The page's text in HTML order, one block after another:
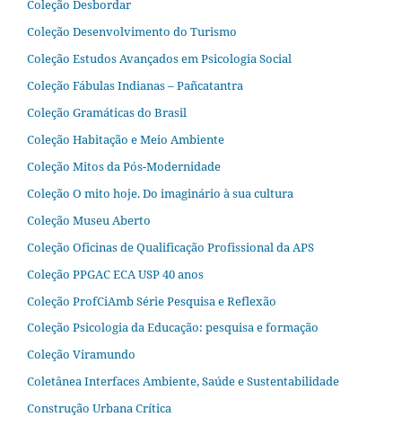
Coleção Desbordar
Coleção Desenvolvimento do Turismo
Coleção Estudos Avançados em Psicologia Social
Coleção Fábulas Indianas – Pañcatantra
Coleção Gramáticas do Brasil
Coleção Habitação e Meio Ambiente
Coleção Mitos da Pós-Modernidade
Coleção O mito hoje. Do imaginário à sua cultura
Coleção Museu Aberto
Coleção Oficinas de Qualificação Profissional da APS
Coleção PPGAC ECA USP 40 anos
Coleção ProfCiAmb Série Pesquisa e Reflexão
Coleção Psicologia da Educação: pesquisa e formação
Coleção Viramundo
Coletânea Interfaces Ambiente, Saúde e Sustentabilidade
Construção Urbana Crítica